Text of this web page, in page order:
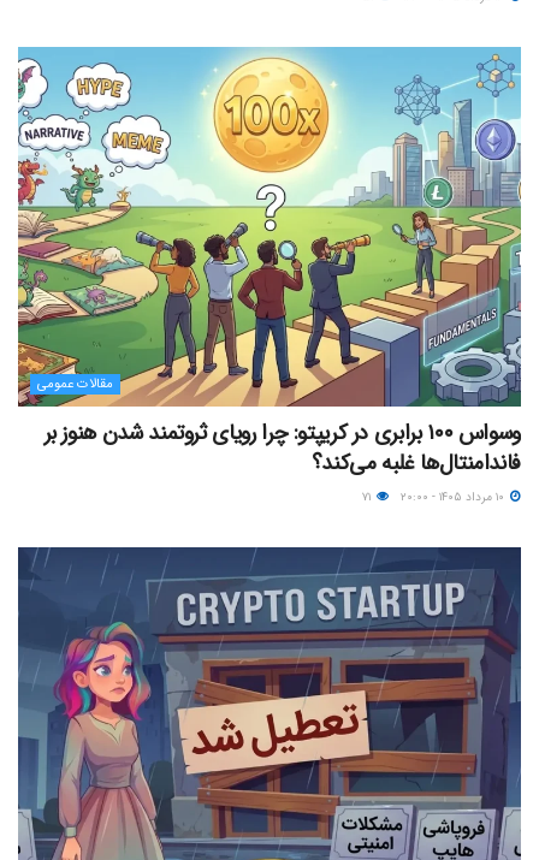
مقالات عمومی
وسواس ۱۰۰ برابری در کریپتو: چرا رویای ثروتمند شدن هنوز بر
فاندامنتال‌ها غلبه می‌کند؟